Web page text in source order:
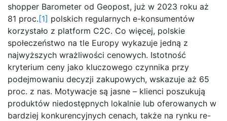
shopper Barometer od Geopost, już w 2023 roku aż
81 proc.[1] polskich regularnych e-konsumentów
korzystało z platform C2C. Co więcej, polskie
społeczeństwo na tle Europy wykazuje jedną z
najwyższych wrażliwości cenowych. Istotność
kryterium ceny jako kluczowego czynnika przy
podejmowaniu decyzji zakupowych, wskazuje aż 65
proc. z nas. Motywacje są jasne – klienci poszukują
produktów niedostępnych lokalnie lub oferowanych w
bardziej konkurencyjnych cenach, także na rynku re-